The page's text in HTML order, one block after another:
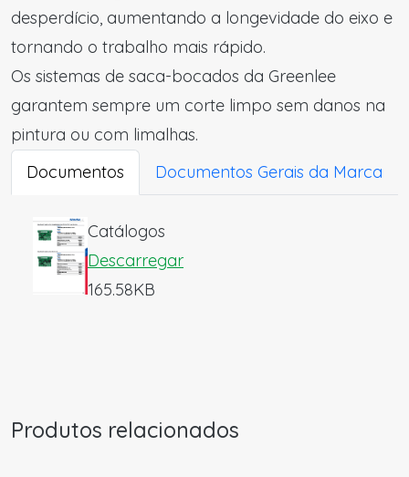
desperdício, aumentando a longevidade do eixo e
tornando o trabalho mais rápido.
Os sistemas de saca-bocados da Greenlee
garantem sempre um corte limpo sem danos na
pintura ou com limalhas.
Documentos
Documentos Gerais da Marca
Catálogos
Descarregar
165.58KB
Produtos relacionados